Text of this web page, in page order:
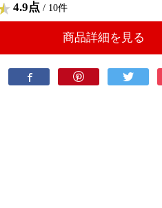
4.9点 / 10件
商品詳細を見る